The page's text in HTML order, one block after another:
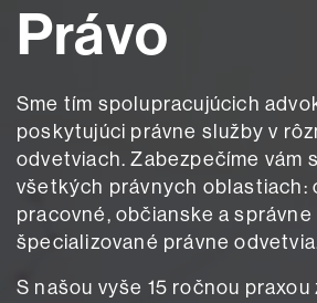
Právo
Sme tím spolupracujúcich
poskytujúci právne služby v
odvetviach. Zabezpečíme vám
všetkých právnych oblastiach:
pracovné, občianske a správne
špecializované právne
S našou vyše 15 ročnou praxou